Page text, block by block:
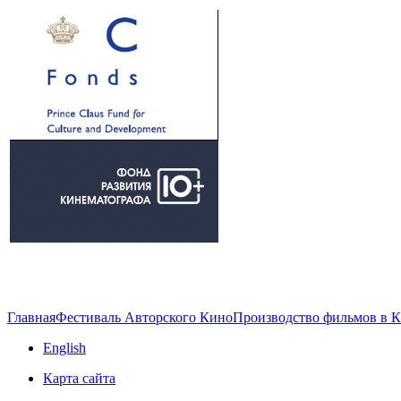
ГлавнаяФестиваль Авторского КиноПроизводство фильмов в
English
Карта сайта